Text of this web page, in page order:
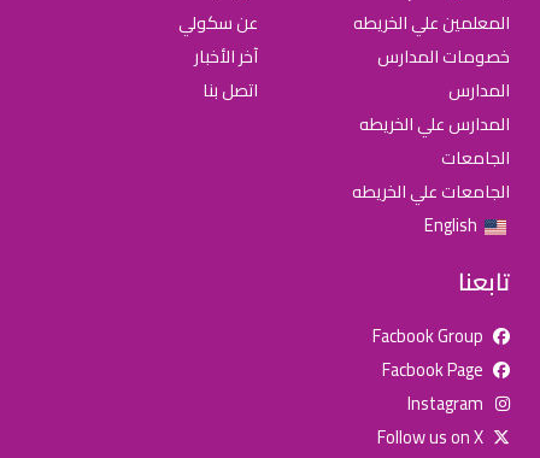
المعلمين علي الخريطه
خصومات المدارس
المدارس
المدارس علي الخريطه
الجامعات
الجامعات علي الخريطه
English
عن سكولي
آخر الأخبار
اتصل بنا
تابعنا
Facbook Group
Facbook Page
Instagram
Follow us on X
للإعلان على منصة سكولي وجروب مدارس عالمية وأهلية يشرفنا